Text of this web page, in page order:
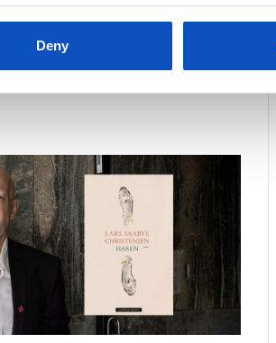
Deny
av Storbritannias beste
– Fantastisk å høre
som fikk folk til å le